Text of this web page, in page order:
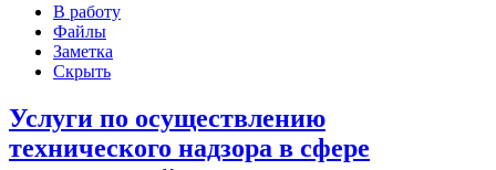
В работу
Файлы
Заметка
Скрыть
Услуги по осуществлению
технического надзора в сфере